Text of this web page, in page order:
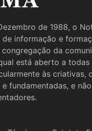
de 1988, o
de informação e
da
está aberto a
às criativas,
fundamentadas, e